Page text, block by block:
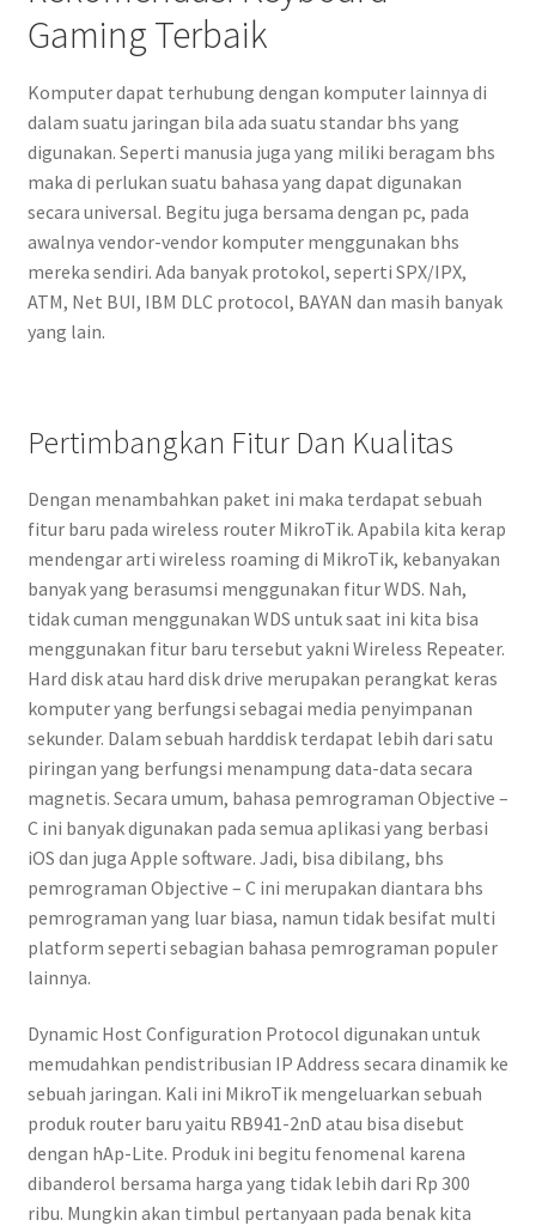
Gaming Terbaik
Komputer dapat terhubung dengan komputer lainnya di
dalam suatu jaringan bila ada suatu standar bhs yang
digunakan. Seperti manusia juga yang miliki beragam bhs
maka di perlukan suatu bahasa yang dapat digunakan
secara universal. Begitu juga bersama dengan pc, pada
awalnya vendor-vendor komputer menggunakan bhs
mereka sendiri. Ada banyak protokol, seperti SPX/IPX,
ATM, Net BUI, IBM DLC protocol, BAYAN dan masih banyak
yang lain.
Pertimbangkan Fitur Dan Kualitas
Dengan menambahkan paket ini maka terdapat sebuah
fitur baru pada wireless router MikroTik. Apabila kita kerap
mendengar arti wireless roaming di MikroTik, kebanyakan
banyak yang berasumsi menggunakan fitur WDS. Nah,
tidak cuman menggunakan WDS untuk saat ini kita bisa
menggunakan fitur baru tersebut yakni Wireless Repeater.
Hard disk atau hard disk drive merupakan perangkat keras
komputer yang berfungsi sebagai media penyimpanan
sekunder. Dalam sebuah harddisk terdapat lebih dari satu
piringan yang berfungsi menampung data-data secara
magnetis. Secara umum, bahasa pemrograman Objective –
C ini banyak digunakan pada semua aplikasi yang berbasi
iOS dan juga Apple software. Jadi, bisa dibilang, bhs
pemrograman Objective – C ini merupakan diantara bhs
pemrograman yang luar biasa, namun tidak besifat multi
platform seperti sebagian bahasa pemrograman populer
lainnya.
Dynamic Host Configuration Protocol digunakan untuk
memudahkan pendistribusian IP Address secara dinamik ke
sebuah jaringan. Kali ini MikroTik mengeluarkan sebuah
produk router baru yaitu RB941-2nD atau bisa disebut
dengan hAp-Lite. Produk ini begitu fenomenal karena
dibanderol bersama harga yang tidak lebih dari Rp 300
ribu. Mungkin akan timbul pertanyaan pada benak kita